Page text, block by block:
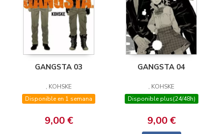
GANGSTA 03
, KOHSKE
Disponible en 1 semana
9,00 €
GANGSTA 04
, KOHSKE
Disponible plus(24/48h)
9,00 €